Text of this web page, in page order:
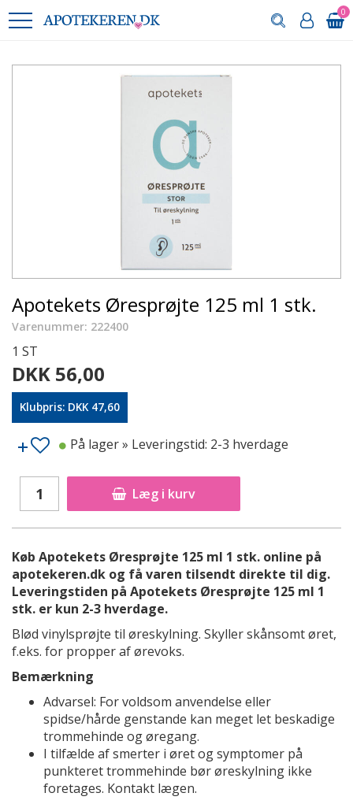
0
Apotekets Øresprøjte 125 ml 1 stk.
Varenummer: 222400
1 ST
DKK 56,00
Klubpris: DKK 47,60
Læg i kurv
På lager» Leveringstid: 2-3 hverdage
Køb Apotekets Øresprøjte 125 ml 1 stk. online på
apotekeren.dk og få varen tilsendt direkte til dig.
Leveringstiden på Apotekets Øresprøjte 125 ml 1
stk. er kun 2-3 hverdage.
Blød vinylsprøjte til øreskylning. Skyller skånsomt øret,
f.eks. for propper af ørevoks.
Bemærkning
Advarsel: For voldsom anvendelse eller
spidse/hårde genstande kan meget let beskadige
trommehinde og øregang.
I tilfælde af smerter i øret og symptomer på
punkteret trommehinde bør øreskylning ikke
foretages. Kontakt lægen.